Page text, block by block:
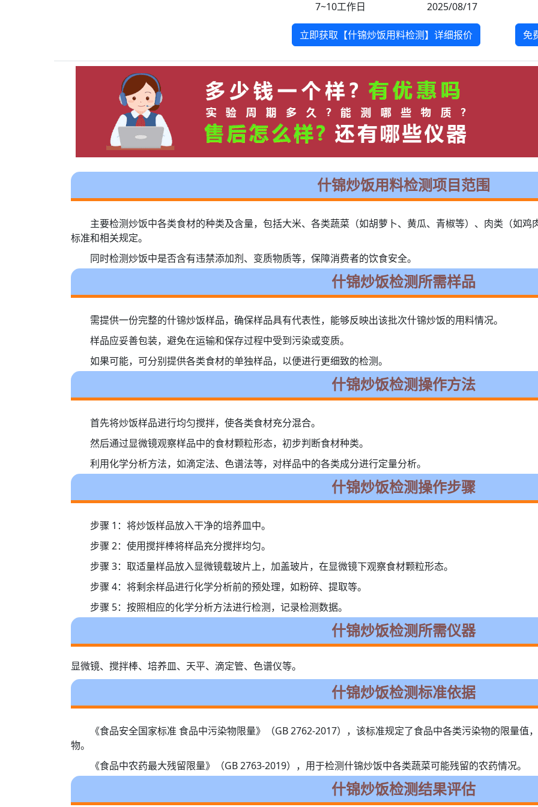
7~10工作日 2025/08/17
立即获取【什锦炒饭用料检测】详细报价 免
什锦炒饭用料检测项目范围
主要检测炒饭中各类食材的种类及含量，包括大米、各类蔬菜（如胡萝卜、黄瓜、青椒等）、肉类（如
标准和相关规定。
同时检测炒饭中是否含有违禁添加剂、变质物质等，保障消费者的饮食安全。
什锦炒饭检测所需样品
需提供一份完整的什锦炒饭样品，确保样品具有代表性，能够反映出该批次什锦炒饭的用料情况。
样品应妥善包装，避免在运输和保存过程中受到污染或变质。
如果可能，可分别提供各类食材的单独样品，以便进行更细致的检测。
什锦炒饭检测操作方法
首先将炒饭样品进行均匀搅拌，使各类食材充分混合。
然后通过显微镜观察样品中的食材颗粒形态，初步判断食材种类。
利用化学分析方法，如滴定法、色谱法等，对样品中的各类成分进行定量分析。
什锦炒饭检测操作步骤
步骤 1：将炒饭样品放入干净的培养皿中。
步骤 2：使用搅拌棒将样品充分搅拌均匀。
步骤 3：取适量样品放入显微镜载玻片上，加盖玻片，在显微镜下观察食材颗粒形态。
步骤 4：将剩余样品进行化学分析前的预处理，如粉碎、提取等。
步骤 5：按照相应的化学分析方法进行检测，记录检测数据。
什锦炒饭检测所需仪器
显微镜、搅拌棒、培养皿、天平、滴定管、色谱仪等。
什锦炒饭检测标准依据
《食品安全国家标准 食品中污染物限量》（GB 2762-2017），该标准规定了食品中各类污染物的限量值
物。
《食品中农药最大残留限量》（GB 2763-2019），用于检测什锦炒饭中各类蔬菜可能残留的农药情况。
什锦炒饭检测结果评估